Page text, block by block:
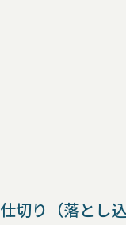
仕切り（落とし